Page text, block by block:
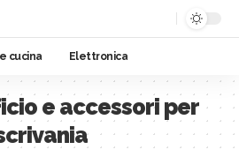
cucina Elettronica
e accessori per